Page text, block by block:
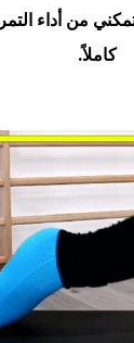
من أداء
كاملاً.